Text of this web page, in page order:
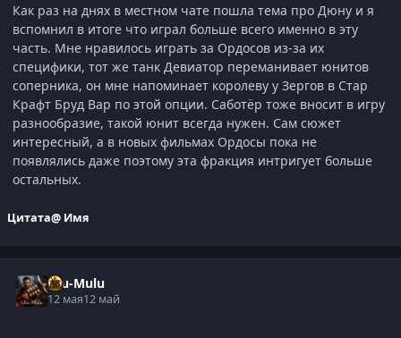
Как раз на днях в местном чате пошла тема про Дюну и я
вспомнил в итоге что играл больше всего именно в эту
часть. Мне нравилось играть за Ордосов из-за их
специфики, тот же танк Девиатор переманивает юнитов
соперника, он мне напоминает королеву у Зергов в Стар
Крафт Бруд Вар по этой опции. Саботёр тоже вносит в игру
разнообразие, такой юнит всегда нужен. Сам сюжет
интересный, а в новых фильмах Ордосы пока не
появлялись даже поэтому эта фракция интригует больше
остальных.
Цитата@ Имя
Ulu-Mulu
12 мая12 май